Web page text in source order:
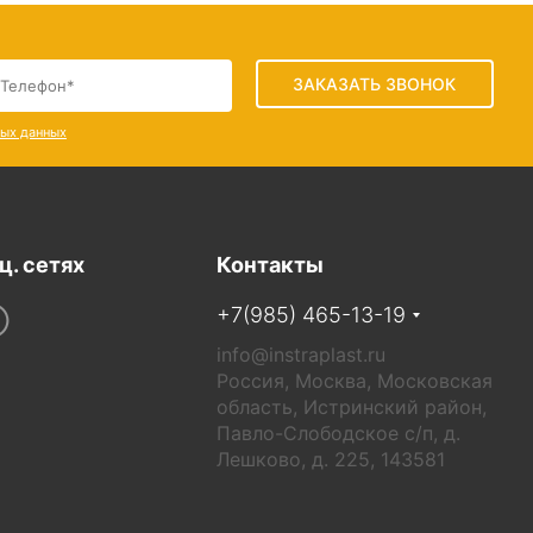
ЗАКАЗАТЬ ЗВОНОК
данных
сетях
Контакты
+7(985) 465-13-19
info@instraplast.ru
Россия, Москва, Московская
область, Истринский район,
Павло-Слободское с/п, д.
Лешково, д. 225, 143581